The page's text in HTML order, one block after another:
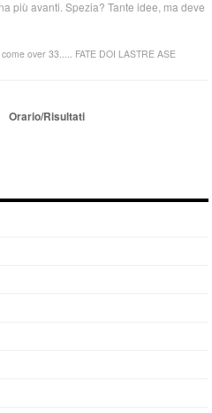
più avanti. Spezia? Tante idee, ma deve
over 33..... FATE DOI LASTRE ASE
Orario/Risultati